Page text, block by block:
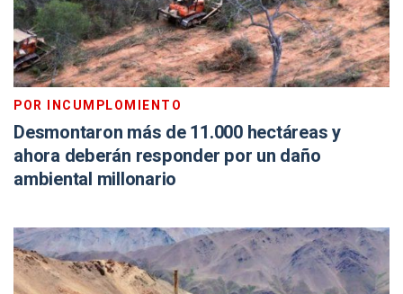
POR INCUMPLOMIENTO
Desmontaron más de 11.000 hectáreas y
ahora deberán responder por un daño
ambiental millonario